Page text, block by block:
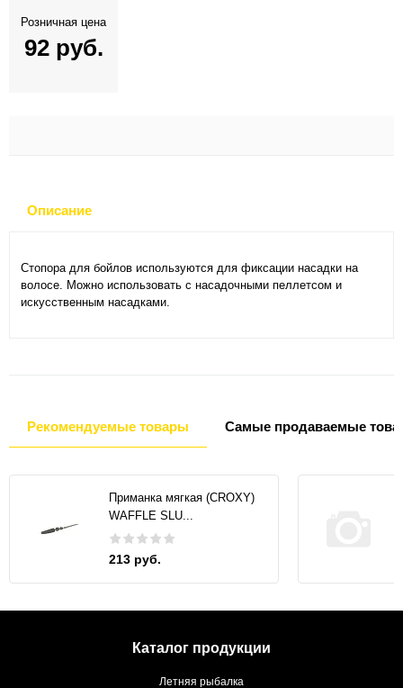
Розничная цена
92 руб.
Описание
Стопора для бойлов используются для фиксации насадки на
волосе. Можно использовать с насадочными пеллетсом и
искусственным насадками.
Рекомендуемые товары Самые продаваемые
Приманка мягкая (CROXY)
WAFFLE SLU...
213 руб.
Каталог продукции
Летняя рыбалка